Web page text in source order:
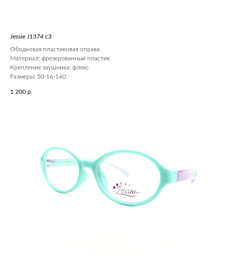
Jessie J1374 c3
Ободковая пластиковая оправа
Материал: фрезерованный пластик
Крепление заушника: флекс
Размеры: 50-16-140
1 200 р.